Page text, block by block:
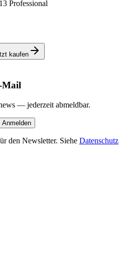
Professional
kaufen
Mail
— jederzeit abmeldbar.
Anmelden
den Newsletter. Siehe Datenschutz